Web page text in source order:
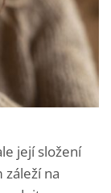
její složení
záleží na